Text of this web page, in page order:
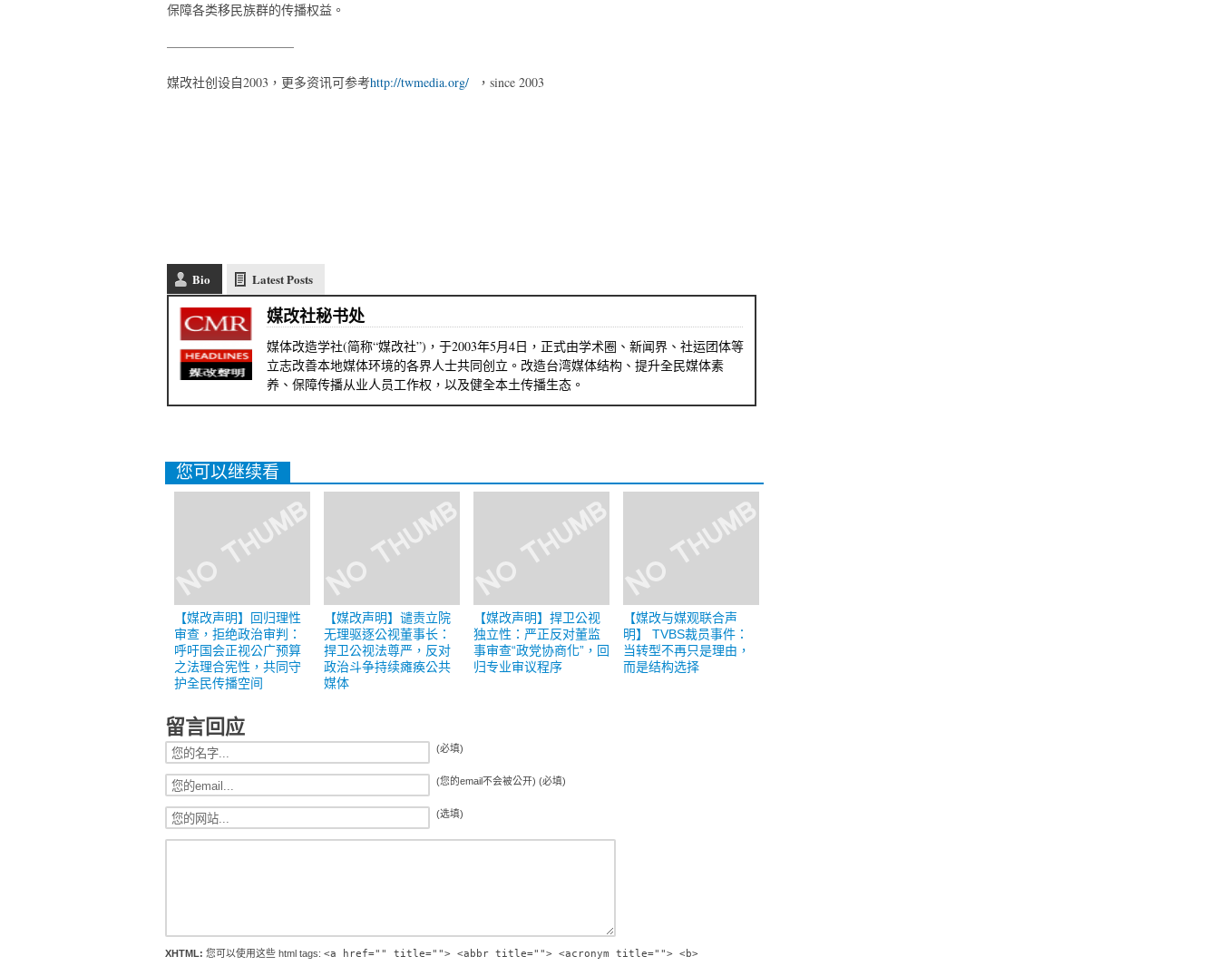
保障各类移民族群的传播权益。
——————————
媒改社创设自2003，更多资讯可参考http://twmedia.org/ ，since 2003
Bio Latest Posts
媒改社秘书处
媒体改造学社(简称“媒改社”)，于2003年5月4日，正式由学术圈、新闻界、社运团体等
立志改善本地媒体环境的各界人士共同创立。改造台湾媒体结构、提升全民媒体素
养、保障传播从业人员工作权，以及健全本土传播生态。
您可以继续看
【媒改声明】回归理性
审查，拒绝政治审判：
呼吁国会正视公广预算
之法理合宪性，共同守
护全民传播空间
【媒改声明】谴责立院
无理驱逐公视董事长：
捍卫公视法尊严，反对
政治斗争持续瘫痪公共
媒体
【媒改声明】捍卫公视
独立性：严正反对董监
事审查“政党协商化”，回
归专业审议程序
【媒改与媒观联合声
明】 TVBS裁员事件：
当转型不再只是理由，
而是结构选择
留言回应
(必填)
(您的email不会被公开) (必填)
(选填)
XHTML: 您可以使用这些 html tags: <a href="" title=""> <abbr title=""> <acronym title=""> <b>